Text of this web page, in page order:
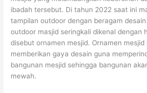
ibadah tersebut. Di tahun 2022 saat ini
tampilan outdoor dengan beragam
outdoor masjid seringkali dikenal dengan
disebut ornamen mesjid. Ornamen
memberikan gaya desain guna
bangunan mesjid sehingga bangunan
mewah.